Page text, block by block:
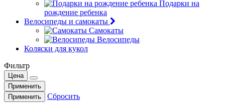
Подарки на
рождение ребенка
Велосипеды и самокаты
Самокаты
Велосипеды
Коляски для кукол
Фильтр
Цена
Применить
Применить
Сбросить